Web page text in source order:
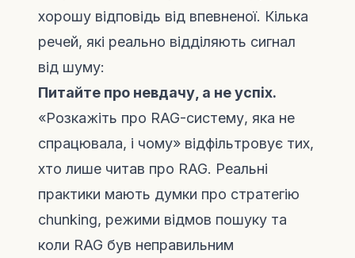
хорошу відповідь від впевненої. Кілька
речей, які реально відділяють сигнал
від шуму:
Питайте про невдачу, а не успіх.
«Розкажіть про RAG-систему, яка не
спрацювала, і чому» відфільтровує тих,
хто лише читав про RAG. Реальні
практики мають думки про стратегію
chunking, режими відмов пошуку та
коли RAG був неправильним